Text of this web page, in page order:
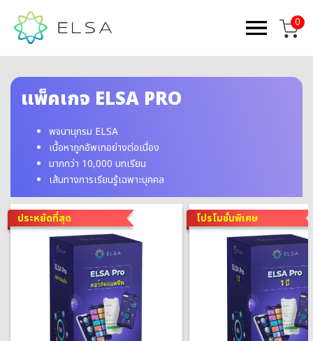
0
แพ็คเกจ ELSA PRO
พจนานุกรม ELSA
เนื้อหาถูกอัพเทอย่างต่อเนื่อง
มากกว่า 10,000 บทเรียน
เส้นทางการเรียนรู้เฉพาะบุคคล
ประหยัดที่สุด โปรโมชั่นพิเศษ